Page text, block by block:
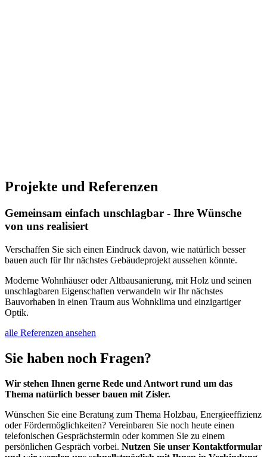
Projekte und Referenzen
Gemeinsam einfach unschlagbar - Ihre Wünsche
von uns realisiert
Verschaffen Sie sich einen Eindruck davon, wie natürlich besser
bauen auch für Ihr nächstes Gebäudeprojekt aussehen könnte.
Moderne Wohnhäuser oder Altbausanierung, mit Holz und seinen
unschlagbaren Eigenschaften verwandeln wir Ihr nächstes
Bauvorhaben in einen Traum aus Wohnklima und einzigartiger
Optik.
alle Referenzen ansehen
Sie haben noch Fragen?
Wir stehen Ihnen gerne Rede und Antwort rund um das
Thema natürlich besser bauen mit Zisler.
Wünschen Sie eine Beratung zum Thema Holzbau, Energieeffizienz
oder Fördermöglichkeiten? Vereinbaren Sie noch heute einen
telefonischen Gesprächstermin oder kommen Sie zu einem
persönlichen Gespräch vorbei. Nutzen Sie unser Kontaktformular